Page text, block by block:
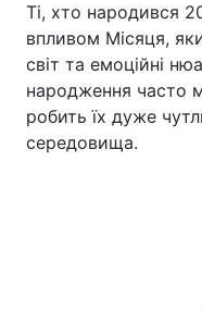
Ті, хто народився
впливом Місяця,
світ та емоційні
народження часто
робить їх дуже
середовища.